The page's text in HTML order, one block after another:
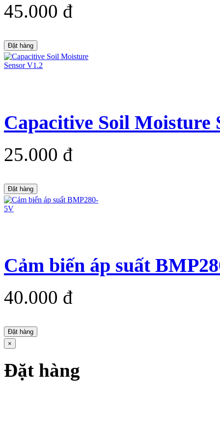
45.000 đ
Đặt hàng
Capacitive Soil Moisture
25.000 đ
Đặt hàng
Cảm biến áp suất
40.000 đ
Đặt hàng
×
Đặt hàng